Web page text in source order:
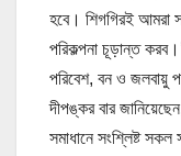
হবে। শিগগিরই আমরা
পরিকল্পনা চূড়ান্ত
পরিবেশ, বন ও জলবায়ু
দীপঙ্কর বার
সমাধানে সংশ্লিষ্ট